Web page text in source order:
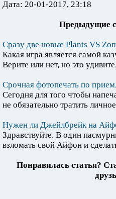
Дата: 20-01-2017, 23:18
Предыдущие
Сразу две новые Plants VS
Какая игра является самой
Верите или нет, но это
Срочная фотопечать по
Сегодня для того чтобы
не обязательно тратить
Нужен ли Джейлбрейк на
Здравствуйте. В один
взломать свой Айфон и
Понравилась статья?